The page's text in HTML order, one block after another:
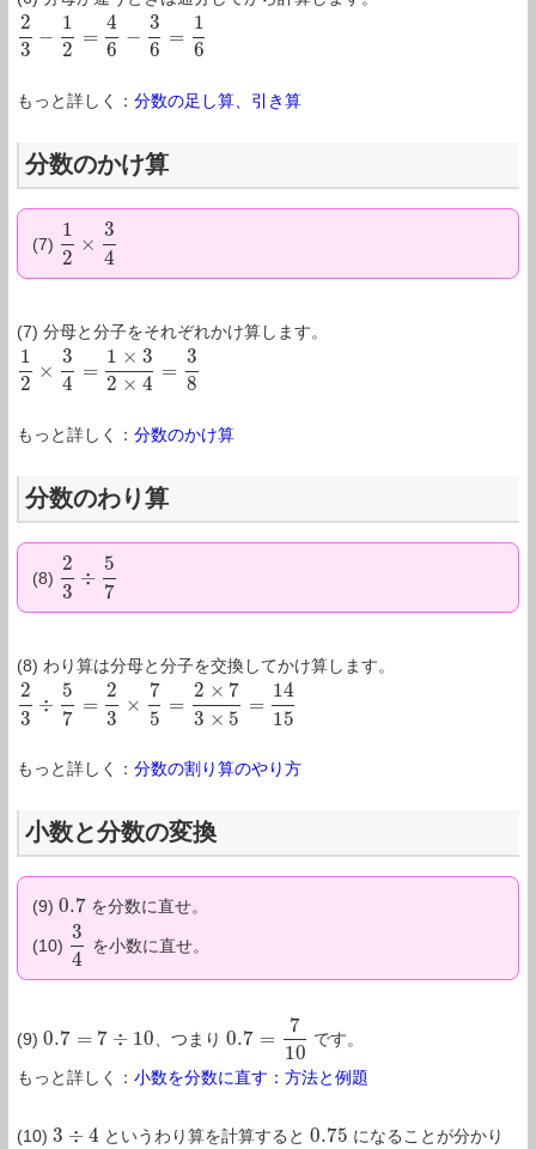
2
3
−
1
2
=
4
6
−
3
6
=
1
6
23 −1 2= 6− 36 =1 6
もっと詳しく： 分数の足し算、引き算
分数のかけ算
(7)
1
2
×
3
4
12 ×3 4
(7) 分母と分子をそれぞれかけ算します。
1
2
×
3
4
=
1 × 3
2 × 4
=
3
8
12 ×3 4= ×3 2×4=38
もっと詳しく： 分数のかけ算
分数のわり算
(8)
2
3
÷
5
7
23 ÷5 7
(8) わり算は分母と分子を交換してかけ算します。
2
3
÷
5
7
=
2
3
×
7
5
=
2 × 7
3 × 5
=
14
15
23 ÷5 7= 3× 75 =2 ×7 ×5 =1415
もっと詳しく： 分数の割り算のやり方
小数と分数の変換
(9) 0.7
0.7を分数に直せ。
(10)
3
4
34 を小数に直せ。
(9) 0.7 = 7 ÷ 10
0.7= 7÷ 10 、つまり0.7 =
7
10
0.7= 710 です。
もっと詳しく： 小数を分数に直す：方法と例題
(10) 3 ÷ 4
3 ÷4 というわり算を計算すると0.75
0.75 になることが分かり